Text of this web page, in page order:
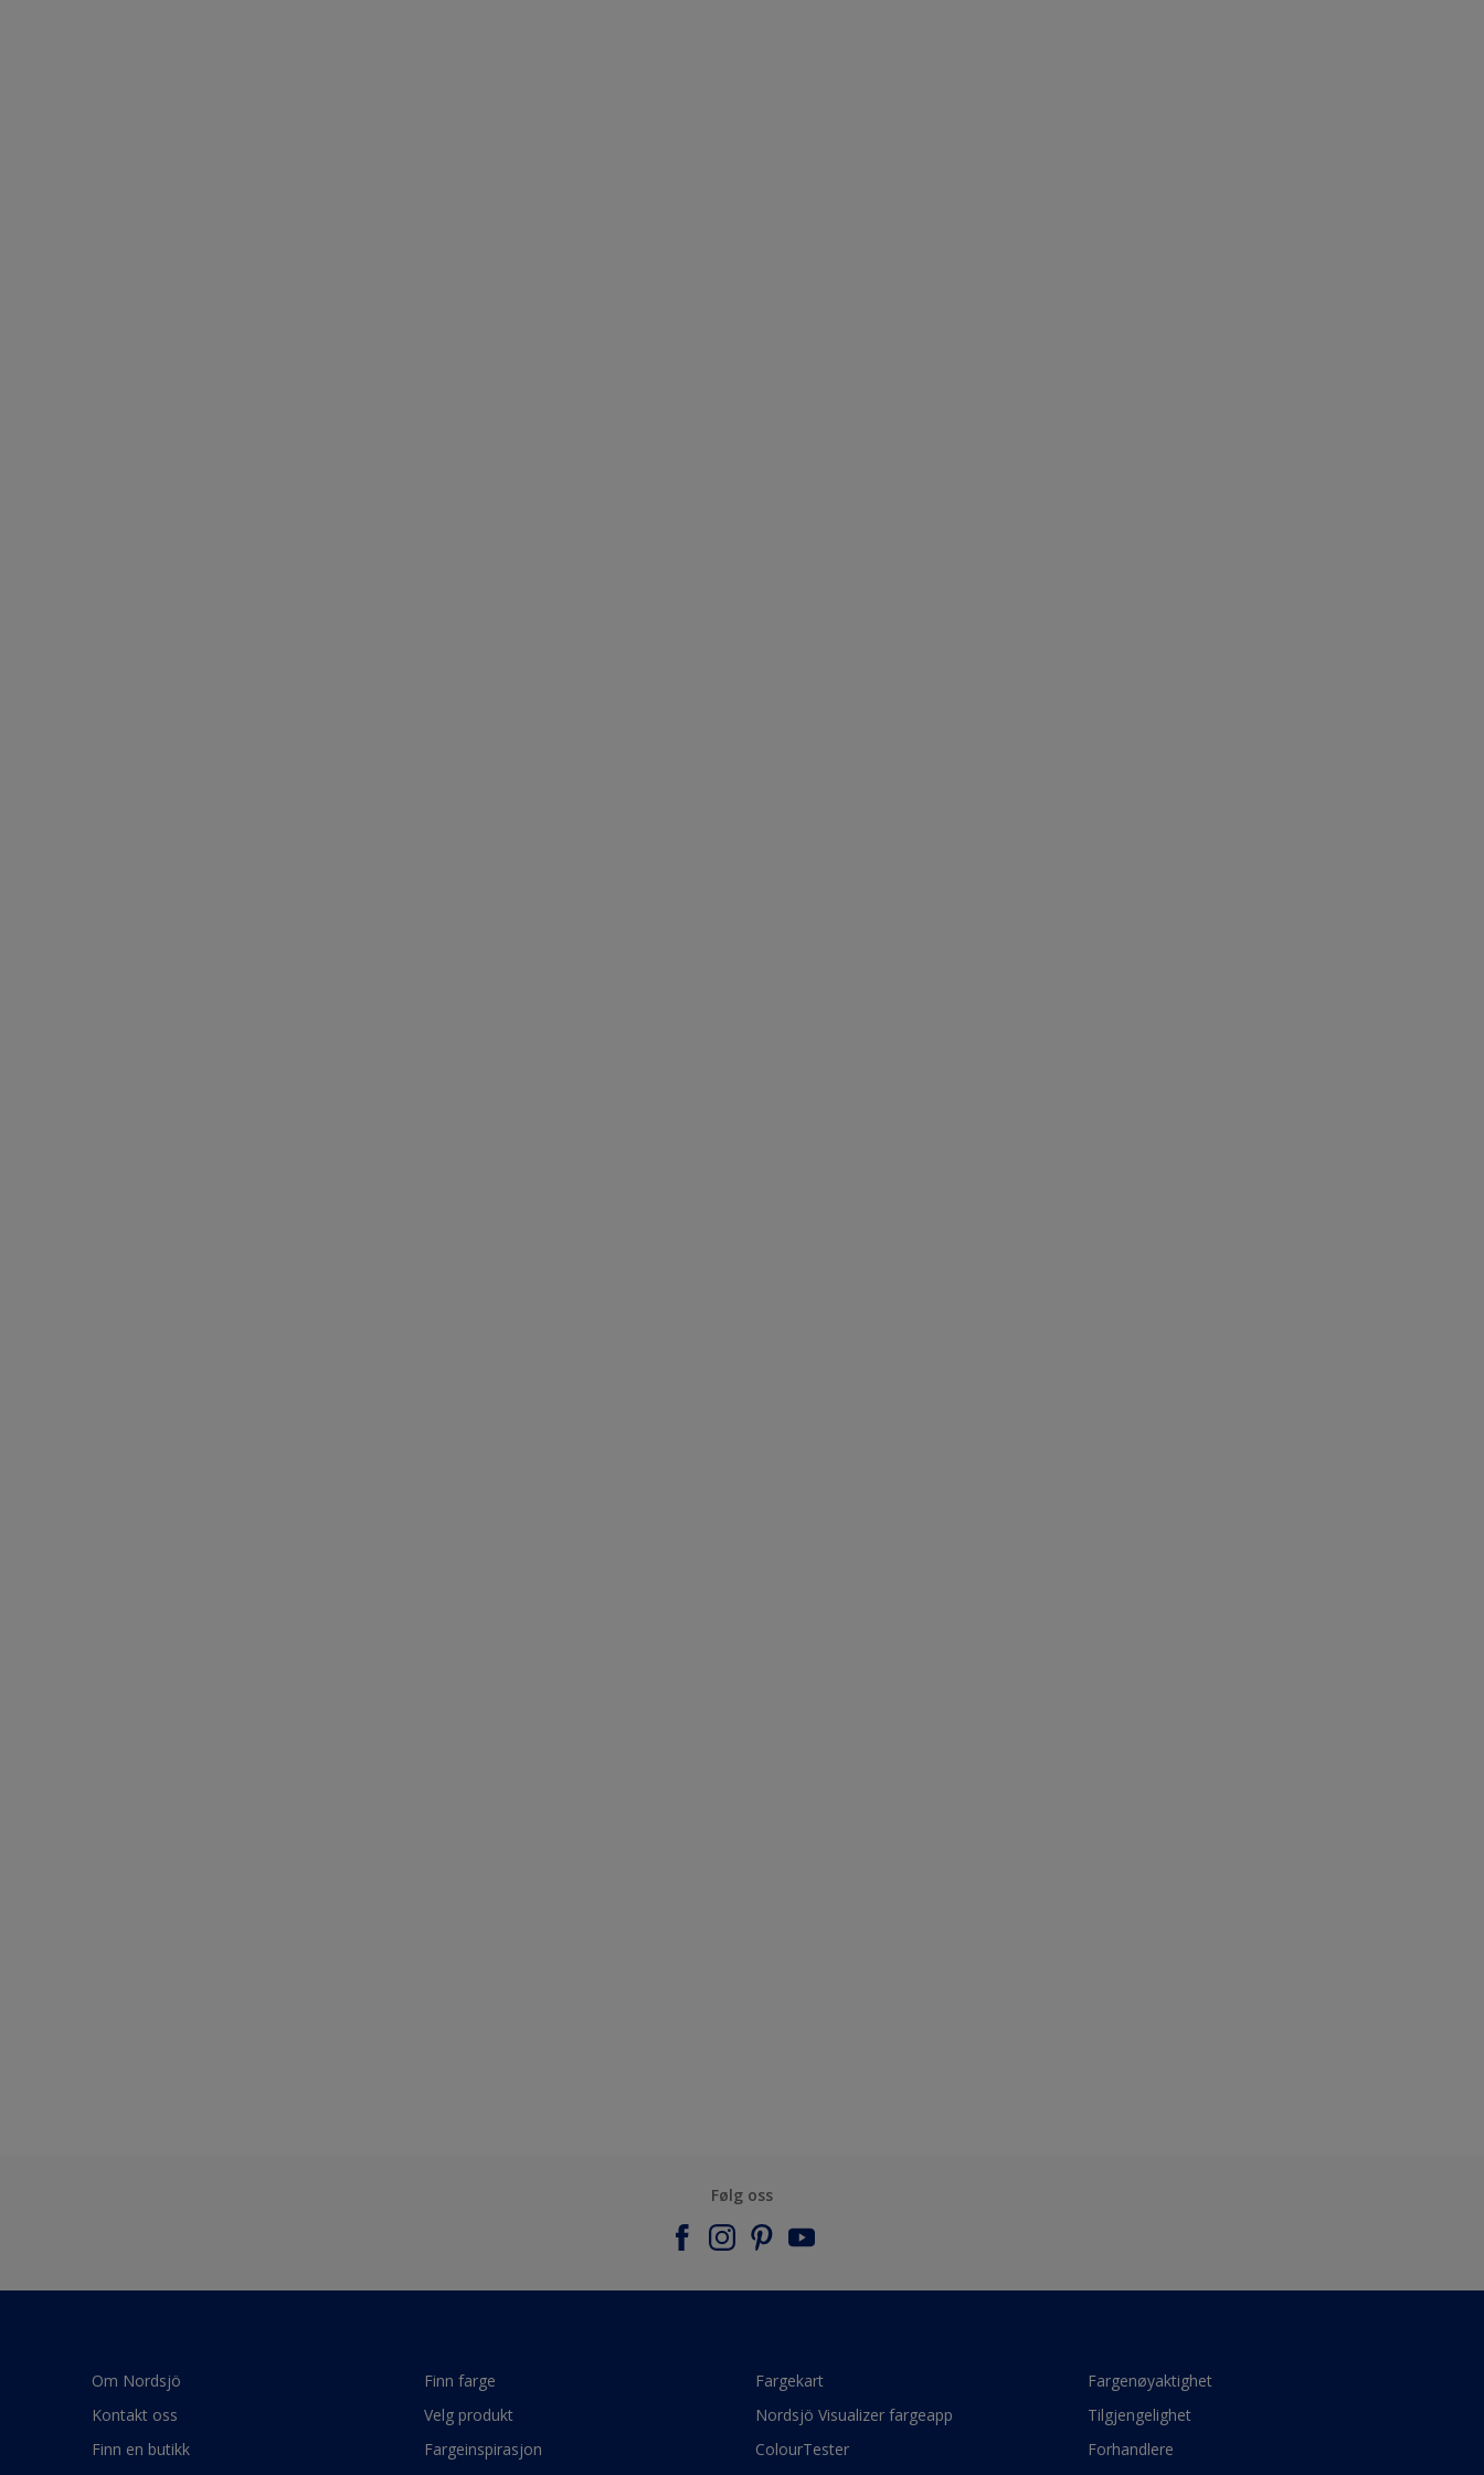
Følg oss
Om Nordsjö
Kontakt oss
Finn en butikk
Finn farge
Velg produkt
Fargeinspirasjon
Fargekart
Nordsjö Visualizer fargeapp
ColourTester
Fargenøyaktighet
Tilgjengelighet
Forhandlere